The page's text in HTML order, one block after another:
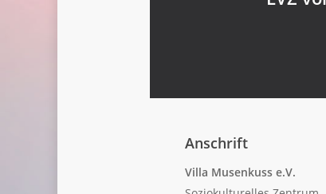
Anschrift
Villa Musenkuss e.V.